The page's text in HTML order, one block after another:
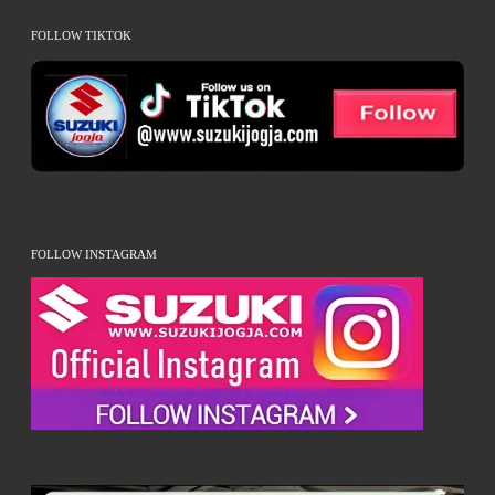
FOLLOW TIKTOK
FOLLOW INSTAGRAM